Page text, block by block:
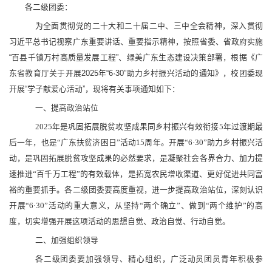
各二级团委：
为全面贯彻党的二十大和二十届二中、三中全会精神，深入贯彻
习近平总书记视察广东重要讲话、重要指示精神，按照省委、省政府实施
“百县千镇万村高质量发展工程”、绿美广东生态建设决策部署，根据《广
东省教育厅关于开展2025年“6·30”助力乡村振兴活动的通知 》，校团委现
开展“学子献爱心活动”，现将有关事项通知如下：
一、提高政治站位
2025年是巩固拓展脱贫攻坚成果同乡村振兴有效衔接5年过渡期最
后一年，也是“广东扶贫济困日”活动15周年。开展“6·30”助力乡村振兴活
动，是巩固拓展脱贫攻坚成果的必然要求，是凝聚社会各界合力、加力提
速推进“百千万工程”的有效载体，是拓宽农民增收渠道、更好促进共同富
裕的重要抓手。各二级团委要高度重视，进一步提高政治站位，深刻认识
开展“6·30”活动的重大意义，从坚持“两个确立”、做到“两个维护”的高
度，切实增强开展这项活动的思想自觉、政治自觉、行动自觉。
二、加强组织领导
各二级团委要加强领导、精心组织， 广泛动员团员青年积极参